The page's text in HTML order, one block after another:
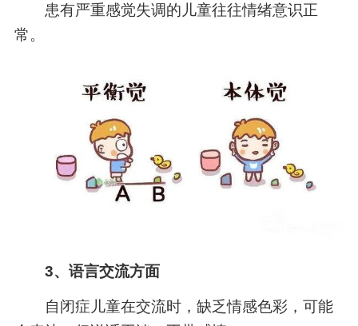
患有严重感觉失调的儿童往往情绪意识正
常。
3、语言交流方面
自闭症儿童在交流时，缺乏情感色彩，可能